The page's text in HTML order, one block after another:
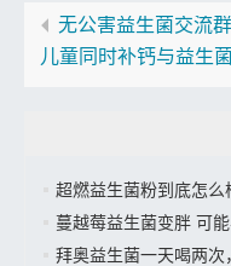
无公害益生菌交流
超燃益生菌粉到底怎
蔓越莓益生菌变胖 可
拜奥益生菌一天喝两次